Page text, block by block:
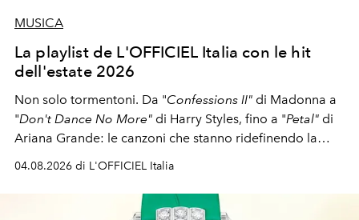
MUSICA
La playlist de L'OFFICIEL Italia con le hit
dell'estate 2026
Non solo tormentoni. Da "Confessions II" di Madonna a
"Don't Dance No More" di Harry Styles, fino a "Petal" di
Ariana Grande: le canzoni che stanno ridefinendo la
04.08.2026 di L'OFFICIEL Italia